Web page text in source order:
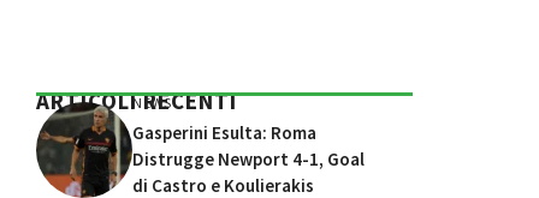
ARTICOLI RECENTI
NEWS
Gasperini Esulta: Roma
Distrugge Newport 4-1, Goal
di Castro e Koulierakis